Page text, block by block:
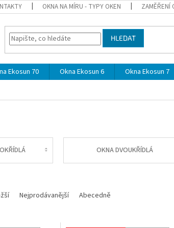
OKNA NA MÍRU - TYPY OKEN ZAMĚŘENÍ
HLEDAT
Ekosun 70 Okna Ekosun 6 Okna Ekosun 7
OKNA DVOUKŘÍDLÁ
Nejprodávanější Abecedně